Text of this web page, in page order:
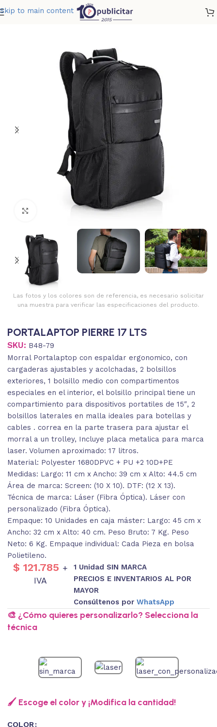
Skip to main content
PORTALAPTOP PIERRE 17 LTS
Clic para ampliar
Las fotos y los colores son de referencia, es necesario solicitar
una muestra para verificar las especificaciones del producto.
PORTALAPTOP PIERRE 17 LTS
SKU: B48-79
Morral Portalaptop con espaldar ergonomico, con
cargaderas ajustables y acolchadas, 2 bolsillos
exteriores, 1 bolsillo medio con compartimentos
especiales en el interior, el bolsillo principal tiene un
compartimiento para dispositivos portatiles de 15″, 2
bolsillos laterales en malla ideales para botellas y
cables . correa en la parte trasera para ajustar el
morral a un trolley, Incluye placa metalica para marca
laser. Volumen aproximado: 17 litros.
Material: Polyester 1680DPVC + PU +2 10D+PE
Medidas: Largo: 11 cm x Ancho: 39 cm x Alto: 44.5 cm
Área de marca: Screen: (10 X 10). DTF: (12 X 13).
Técnica de marca: Láser (Fibra Óptica). Láser con
personalizado (Fibra Óptica).
Empaque: 10 Unidades en caja máster: Largo: 45 cm x
Ancho: 32 cm x Alto: 40 cm. Peso Bruto: 7 Kg. Peso
Neto: 6 Kg. Empaque individual: Cada Pieza en bolsa
Polietileno.
$ 121.785 +
IVA
1 Unidad SIN MARCA
PRECIOS E INVENTARIOS AL POR
MAYOR
Consúltenos por WhatsApp
🎨 ¿Cómo quieres personalizarlo? Selecciona la
técnica
🖌️ Escoge el color y ¡Modifica la cantidad!
COLOR